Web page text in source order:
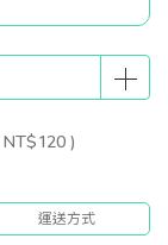
NT$120 )
運送方式